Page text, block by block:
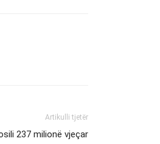
Artikulli tjetër
237 milionë vjeçar